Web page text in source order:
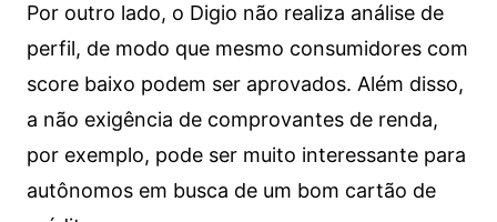
Por outro lado, o Digio não realiza análise de
perfil, de modo que mesmo consumidores com
score baixo podem ser aprovados. Além disso,
a não exigência de comprovantes de renda,
por exemplo, pode ser muito interessante para
autônomos em busca de um bom cartão de